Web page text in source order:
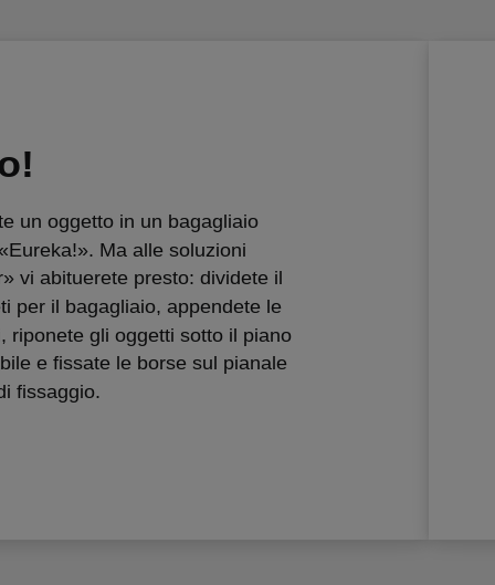
un oggetto in un bagagliaio
Ma alle soluzioni
vi abituerete presto: dividete il
per il bagagliaio, appendete le
riponete gli oggetti sotto il piano
e fissate le borse sul pianale
fissaggio.